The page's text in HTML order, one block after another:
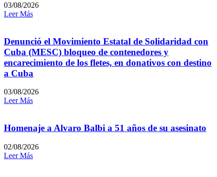
03/08/2026
Leer Más
Denunció el Movimiento Estatal de Solidaridad con
Cuba (MESC) bloqueo de contenedores y
encarecimiento de los fletes, en donativos con destino
a Cuba
03/08/2026
Leer Más
Homenaje a Alvaro Balbi a 51 años de su asesinato
02/08/2026
Leer Más